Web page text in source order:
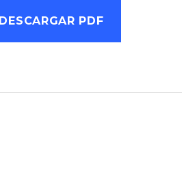
DESCARGAR PDF